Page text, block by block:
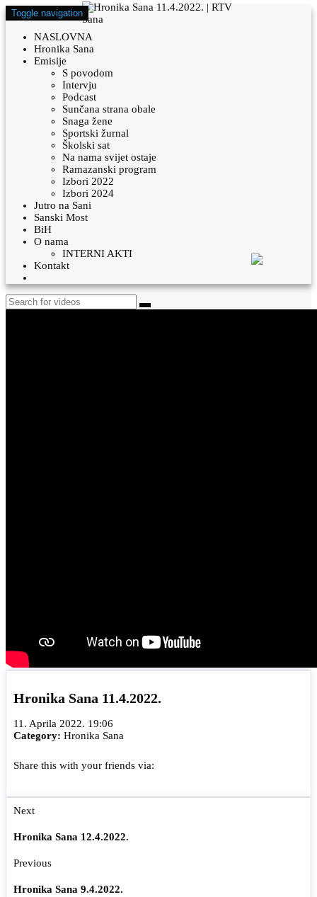
Toggle navigation
NASLOVNA
Hronika Sana
Emisije
S povodom
Intervju
Podcast
Sunčana strana obale
Snaga žene
Sportski žurnal
Školski sat
Na nama svijet ostaje
Ramazanski program
Izbori 2022
Izbori 2024
Jutro na Sani
Sanski Most
BiH
O nama
INTERNI AKTI
Kontakt
Hronika Sana 11.4.2022.
11. Aprila 2022. 19:06
Category: Hronika Sana
Share this with your friends via:
Next
Hronika Sana 12.4.2022.
Previous
Hronika Sana 9.4.2022.